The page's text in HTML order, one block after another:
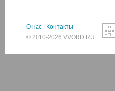
О нас
Контакты
© 2010-2026 VVORD.RU